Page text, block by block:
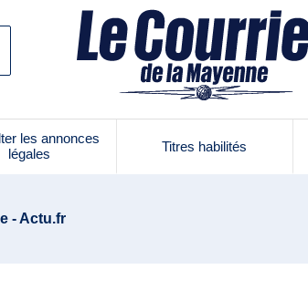
les annonces
légales
Titres habilités
- Actu.fr